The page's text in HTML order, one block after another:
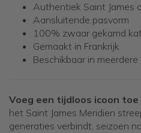
Authentiek Saint James
Aansluitende pasvorm
100% zwaar gekamd
Gemaakt in Frankrijk
Beschikbaar in meerdere
Voeg een tijdloos icoon
het Saint James Meridien
generaties verbindt, seizoen